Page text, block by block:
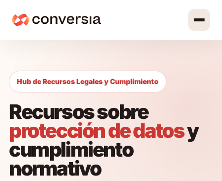
Hub de Recursos Legales y Cumplimiento
Recursos sobre
protección de datosy
cumplimiento
normativo